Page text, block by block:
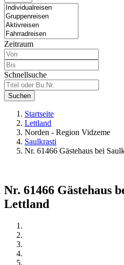
Zeitraum
Schnellsuche
Suchen
Startseite
Lettland
Norden - Region Vidzeme
Saulkrasti
Nr. 61466 Gästehaus bei
Nr. 61466 Gästehaus
Lettland